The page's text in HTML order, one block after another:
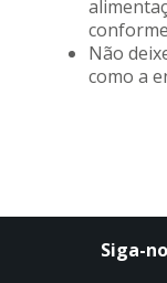
Não
como a
Siga-